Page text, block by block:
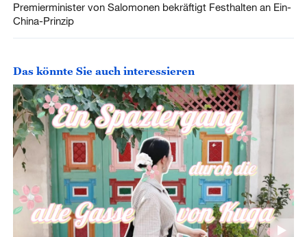
Premierminister von Salomonen bekräftigt Festhalten an Ein-
China-Prinzip
Das könnte Sie auch interessieren